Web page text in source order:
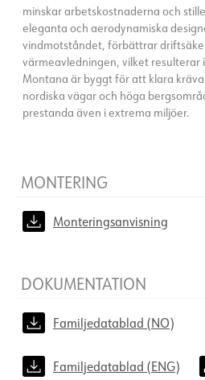
minskar arbetskostnaderna och
eleganta och aerodynamiska
vindmotståndet, förbättrar
värmeavledningen, vilket resulterar
Montana är byggt för att klara
nordiska vägar och höga
prestanda även i extrema miljöer.
MONTERING
Monteringsanvisning
DOKUMENTATION
Familjedatablad (NO)
Familjedatablad (ENG)